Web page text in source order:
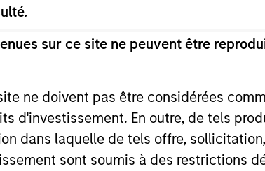
sur ce site ne peuvent être
ne doivent pas être considérées
d'investissement. En outre, de tels
dans laquelle de tels offre,
sont soumis à des restrictions